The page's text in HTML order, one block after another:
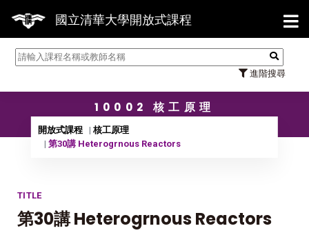
國立清華大學開放式課程
進階搜尋
【
10002 核工原理
開放式課程
核工原理
第30講 Heterogrnous Reactors
TITLE
第30講 Heterogrnous Reactors